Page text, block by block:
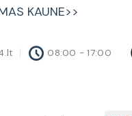
KAUNE>>
08:00 - 17:00